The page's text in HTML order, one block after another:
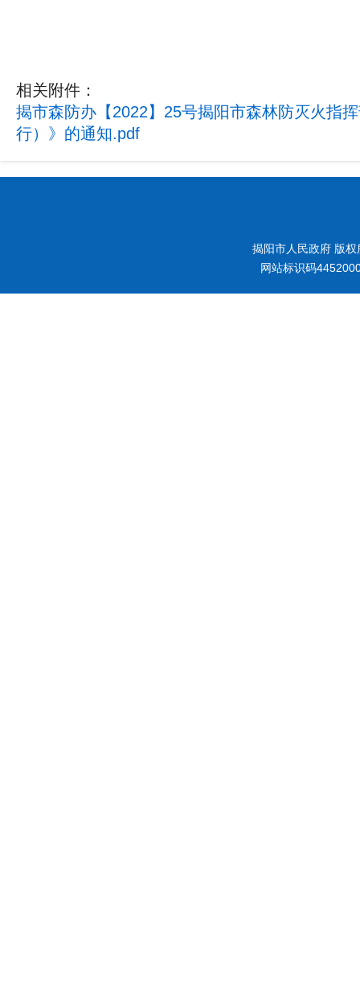
相关附件：
揭市森防办【2022】25号揭阳市森林防灭火指
行）》的通知.pdf
揭阳市人民政府 版
网站标识码